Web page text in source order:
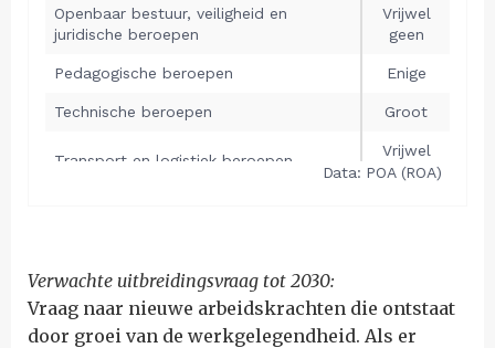
Verwachte uitbreidingsvraag tot 2030:
Vraag naar nieuwe arbeidskrachten die ontstaat
door groei van de werkgelegendheid. Als er